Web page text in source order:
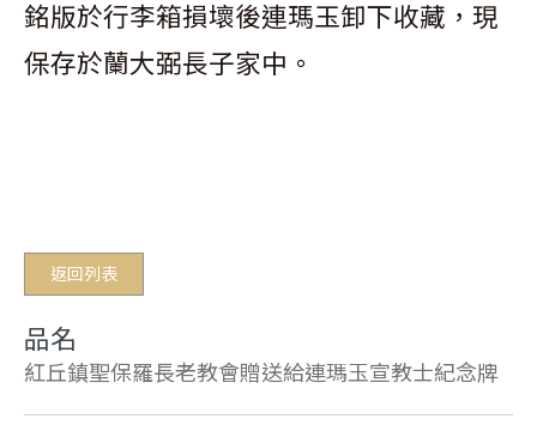
銘版於行李箱損壞後連瑪玉卸下收藏，現
保存於蘭大弼長子家中。
返回列表
品名
紅丘鎮聖保羅長老教會贈送給連瑪玉宣教士紀念牌